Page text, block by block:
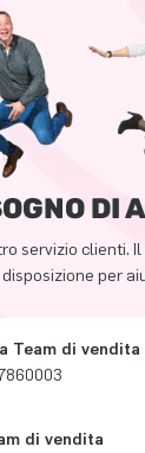
DI
servizio clienti.
disposizione per
Team di vendita
di vendita